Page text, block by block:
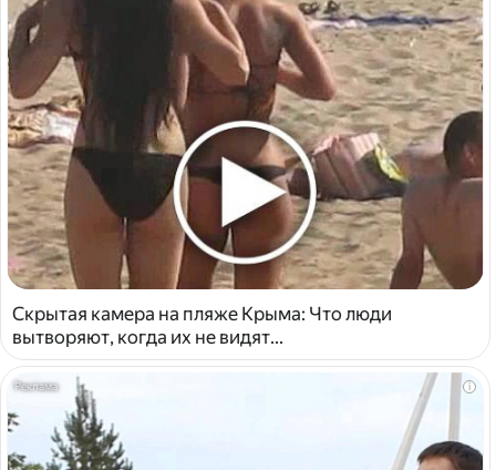
Скрытая камера на пляже Крыма: Что люди
вытворяют, когда их не видят...
i